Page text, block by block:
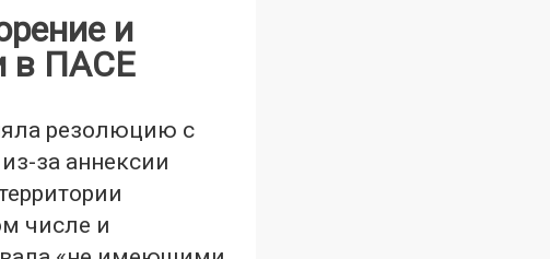
и
в ПАСЕ
резолюцию с
за аннексии
числе и